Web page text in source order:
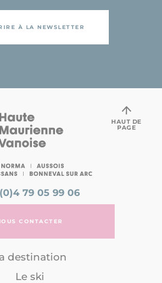
À LA NEWSLETTER
79 05 99 06
CONTACTER
destination
Le ski
HAUT DE
PAGE